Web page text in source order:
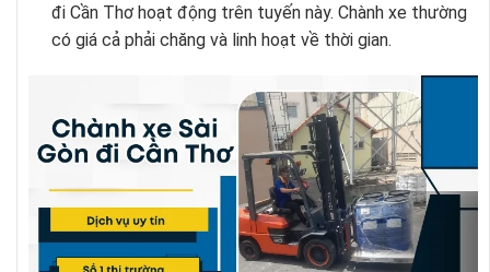
đi Cần Thơ hoạt động trên tuyến này. Chành xe thường
có giá cả phải chăng và linh hoạt về thời gian.